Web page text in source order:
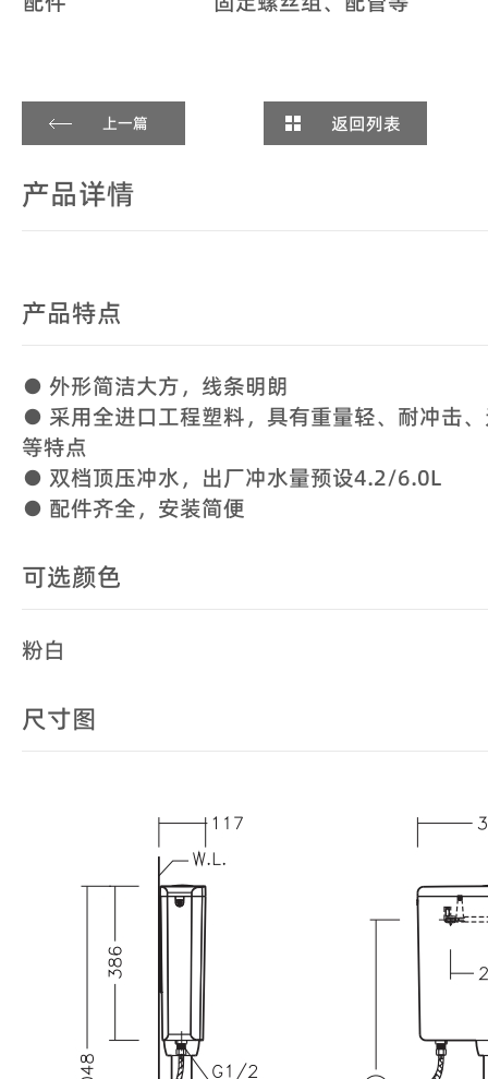
上一篇 返回列表
产品详情
产品特点
● 外形简洁大方，线条明朗
● 采用全进口工程塑料，具有重量轻、耐冲击
等特点
● 双档顶压冲水，出厂冲水量预设4.2/6.0L
● 配件齐全，安装简便
可选颜色
粉白
尺寸图